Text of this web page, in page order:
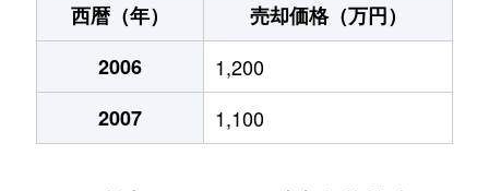
西暦（年）
売却価格（万円）
2006
1,200
2007
1,100